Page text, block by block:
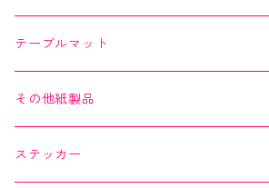
Kaishi de saison
よもやまペーパー
縁起どうぶつ懐紙
マスキングテープ
マスキングシール
ちぎり絵カード
マスキングテープ
メッセージカード
テーブルマット
その他紙製品
よもやまペーパー
ステッカー